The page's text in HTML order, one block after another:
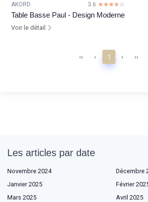
AKORD 3.6 ☆☆☆☆☆
★★★★★
Table Basse Paul - Design Moderne
Voir le détail
‹‹ ‹ 1 › ››
Les articles par date
Novembre 2024
Décembre
Janvier 2025
Février
Mars 2025
Avril 2025